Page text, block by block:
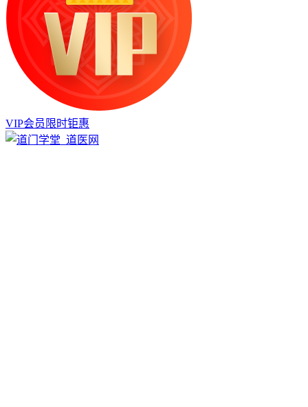
VIP会员限时钜惠